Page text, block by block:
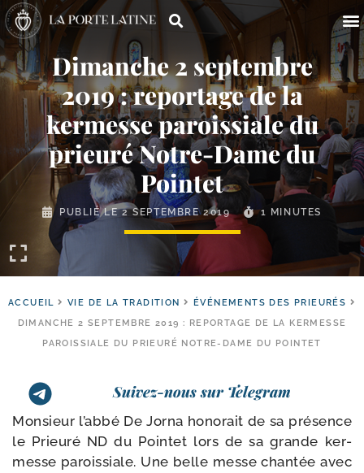
Dimanche 2 septembre
2019 : reportage de la
kermesse paroissiale du
prieuré Notre-​Dame du
Pointet
PUBLIÉ LE2 SEPTEMBRE 2019 1 MINUTES
ACCUEIL VIE DE LA TRADITION
ÉVÉNEMENTS DES PRIEURÉS
DIMANCHE 2 SEPTEMBRE 2019 : REPORTAGE DE LA KERMESSE
PAROISSIALE DU PRIEURÉ NOTRE-​DAME DU POINTET
Suivez-nous sur Telegram
Monsieur l’ab­bé De Jorna hono­rait de sa pré­sence
le Prieuré ND du Pointet lors de sa grande ker­
messe parois­siale. Une belle messe chan­tée avec